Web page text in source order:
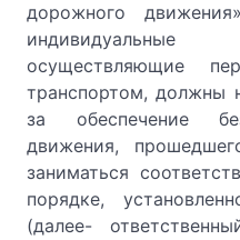
дорожного
осуществляющие
транспортом, должны
за обеспечение
движения,
заниматься
порядке,
(далее-